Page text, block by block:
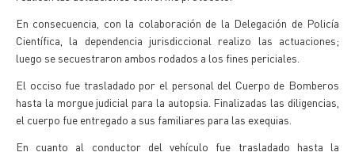
En consecuencia, con la colaboración de la Delegación de Policía
Científica, la dependencia jurisdiccional realizo las actuaciones;
luego se secuestraron ambos rodados a los fines periciales.
El occiso fue trasladado por el personal del Cuerpo de Bomberos
hasta la morgue judicial para la autopsia. Finalizadas las diligencias,
el cuerpo fue entregado a sus familiares para las exequias.
En cuanto al conductor del vehículo fue trasladado hasta la